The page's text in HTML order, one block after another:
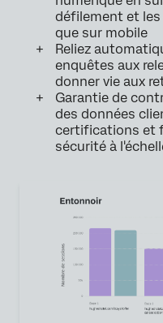
défilement et les
que sur mobile
Reliez
enquêtes aux
donner vie aux
Garantie de
des données
certifications et
sécurité à